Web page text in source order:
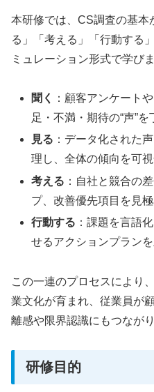
本研修では、CS調査の基本
る」「考える」「行動する
ミュレーション形式で学びま
聞く
：顧客アンケート
足・不満・期待の“声”
見る ：データ化された
理し、全体の傾向を可
考える ：自社と競合の
プ、改善優先項目を見
行動する ：課題を言語
せるアクションプラン
この一連のプロセスにより
業文化が育まれ、従業員が
離感や限界認識にもつながり
研修目的